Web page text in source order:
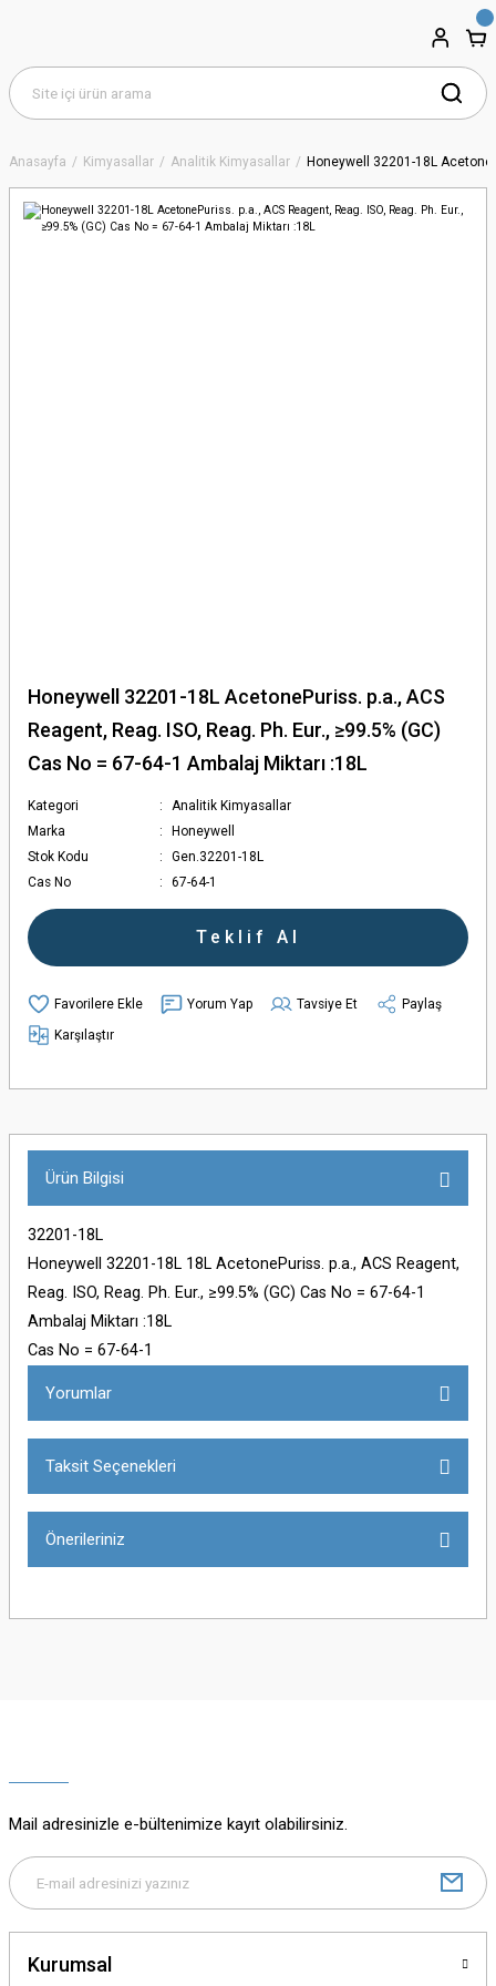
Anasayfa Kimyasallar Analitik Kimyasallar Honeywell 32201-18L
Honeywell 32201-18L AcetonePuriss. p.a., ACS
Reagent, Reag. ISO, Reag. Ph. Eur., ≥99.5% (GC)
Cas No = 67-64-1 Ambalaj Miktarı :18L
Kategori
Analitik Kimyasallar
Marka
Honeywell
Stok Kodu
Gen.32201-18L
Cas No
67-64-1
Teklif Al
Yorum Yap Tavsiye Et
Paylaş
Karşılaştır
Ürün Bilgisi
32201-18L
Honeywell 32201-18L 18L AcetonePuriss. p.a., ACS Reagent,
Reag. ISO, Reag. Ph. Eur., ≥99.5% (GC) Cas No = 67-64-1
Ambalaj Miktarı :18L
Cas No = 67-64-1
Yorumlar
Taksit Seçenekleri
Önerileriniz
Ürün açıklamasında eksik bilgiler bulunuyor.
Ürün bilgilerinde hatalar bulunuyor.
Bu ürüne benzer farklı alternatifler olmalı.
Mail adresinizle e-bültenimize kayıt olabilirsiniz.
Kurumsal